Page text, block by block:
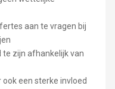
aan te vragen bij
te zijn afhankelijk van
een sterke invloed